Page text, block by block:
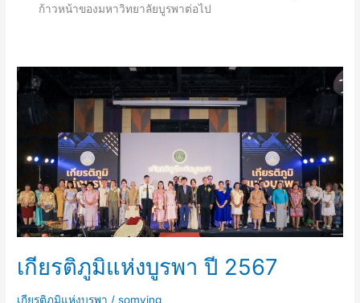
ก้าวหน้าของมหาวิทยาลัยบูรพาต่อไป
เกียรติภูมิแห่งบูรพา ปี 2567
เกียรติภูมิแห่งบูรพา /somying
เกียรติภูมิ
แห่ง
บูรพา